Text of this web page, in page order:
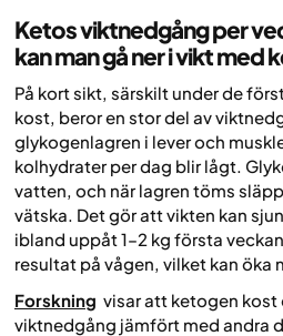
Ketos viktnedgång per
kan man gå ner i vikt med
På kort sikt, särskilt under de
kost, beror en stor del av
glykogenlagren i lever och
kolhydrater per dag blir lågt.
vatten, och när lagren töms
vätska. Det gör att vikten kan
ibland uppåt 1–2 kg första
resultat på vågen, vilket kan öka
Forskning visar att ketogen
viktnedgång jämfört med andra